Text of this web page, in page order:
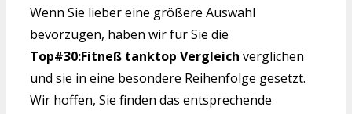
Wenn Sie lieber eine größere Auswahl
bevorzugen, haben wir für Sie die
Top#30:Fitneß tanktop Vergleich verglichen
und sie in eine besondere Reihenfolge gesetzt.
Wir hoffen, Sie finden das entsprechende